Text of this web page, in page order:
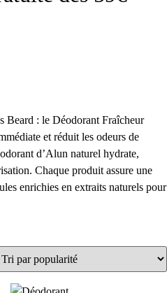
Beard : le Déodorant Fraîcheur
et réduit les odeurs de
d’Alun naturel hydrate,
Chaque produit assure une
enrichies en extraits naturels pour